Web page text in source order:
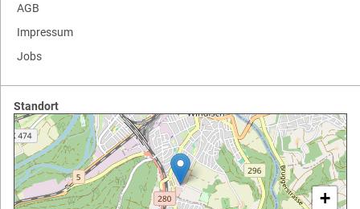
AGB
Impressum
Jobs
Standort
+